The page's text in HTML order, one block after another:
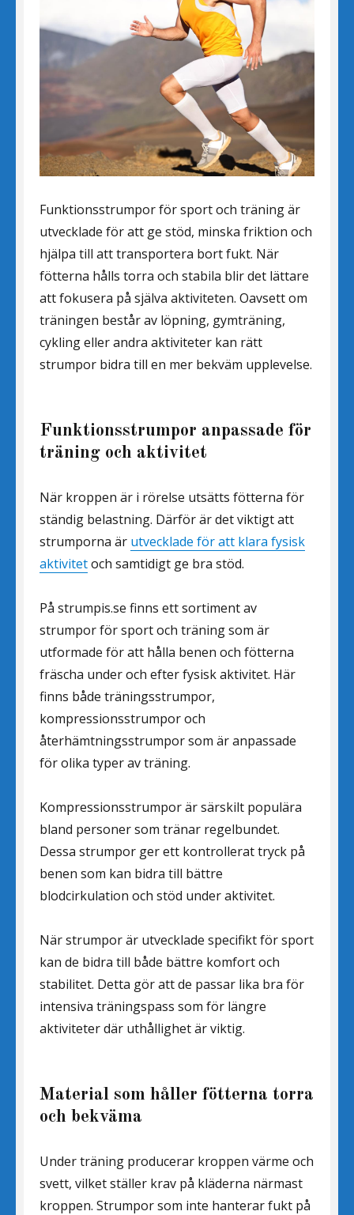
Funktionsstrumpor för sport och träning är
utvecklade för att ge stöd, minska friktion och
hjälpa till att transportera bort fukt. När
fötterna hålls torra och stabila blir det lättare
att fokusera på själva aktiviteten. Oavsett om
träningen består av löpning, gymträning,
cykling eller andra aktiviteter kan rätt
strumpor bidra till en mer bekväm upplevelse.
Funktionsstrumpor anpassade för
träning och aktivitet
När kroppen är i rörelse utsätts fötterna för
ständig belastning. Därför är det viktigt att
strumporna är utvecklade för att klara fysisk
aktivitetoch samtidigt ge bra stöd.
På strumpis.se finns ett sortiment av
strumpor för sport och träning som är
utformade för att hålla benen och fötterna
fräscha under och efter fysisk aktivitet. Här
finns både träningsstrumpor,
kompressionsstrumpor och
återhämtningsstrumpor som är anpassade
för olika typer av träning.
Kompressionsstrumpor är särskilt populära
bland personer som tränar regelbundet.
Dessa strumpor ger ett kontrollerat tryck på
benen som kan bidra till bättre
blodcirkulation och stöd under aktivitet.
När strumpor är utvecklade specifikt för sport
kan de bidra till både bättre komfort och
stabilitet. Detta gör att de passar lika bra för
intensiva träningspass som för längre
aktiviteter där uthållighet är viktig.
Material som håller fötterna torra
och bekväma
Under träning producerar kroppen värme och
svett, vilket ställer krav på kläderna närmast
kroppen. Strumpor som inte hanterar fukt på